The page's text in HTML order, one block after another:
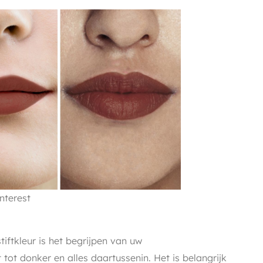
is het begrijpen van uw
donker en alles daartussenin. Het is belangrijk